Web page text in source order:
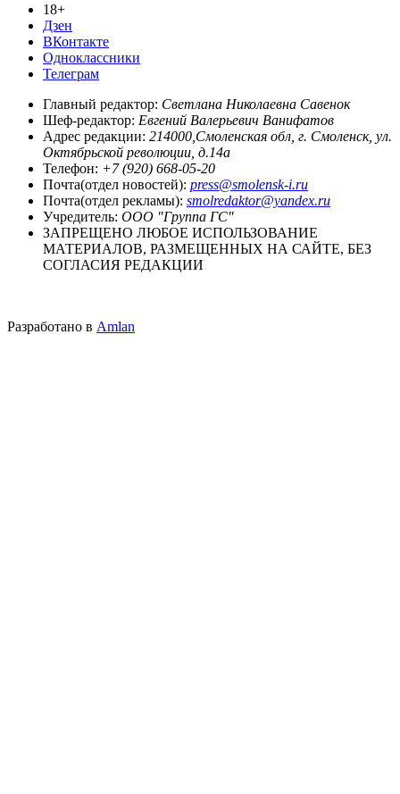
18+
Дзен
ВКонтакте
Одноклассники
Телеграм
Главный редактор: Светлана Николаевна Савенок
Шеф-редактор: Евгений Валерьевич Ванифатов
Адрес редакции: 214000,Смоленская обл, г. Смоленск, ул.
Октябрьской революции, д.14а
Телефон: +7 (920) 668-05-20
Почта(отдел новостей): press@smolensk-i.ru
Почта(отдел рекламы): smolredaktor@yandex.ru
Учредитель: ООО "Группа ГС"
ЗАПРЕЩЕНО ЛЮБОЕ ИСПОЛЬЗОВАНИЕ
МАТЕРИАЛОВ, РАЗМЕЩЕННЫХ НА САЙТЕ, БЕЗ
СОГЛАСИЯ РЕДАКЦИИ
Разработано в Amlan